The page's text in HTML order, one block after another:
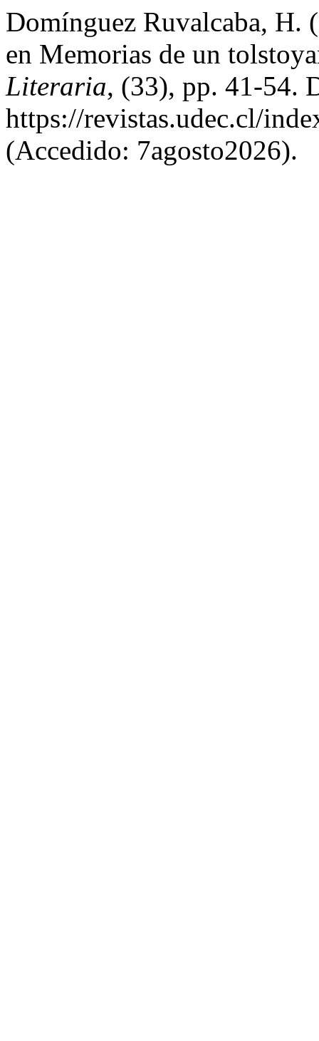
Domínguez Ruvalcaba, H.
en Memorias de un
Literaria, (33), pp. 41-54.
https://revistas.udec.cl/
(Accedido: 7agosto2026).